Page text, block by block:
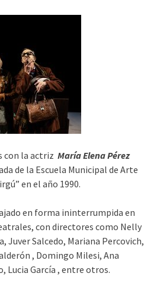
con la actriz María Elena Pérez
de la Escuela Municipal de Arte
en el año 1990.
en forma ininterrumpida en
con directores como Nelly
Juver Salcedo, Mariana Percovich,
, Domingo Milesi, Ana
Lucia García , entre otros.